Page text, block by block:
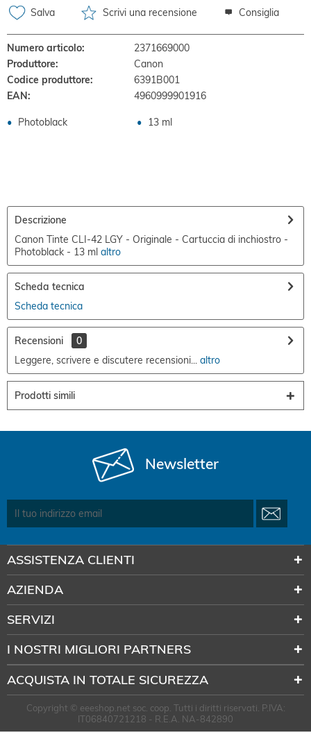
Salva Scrivi una recensione Consiglia
Numero articolo:
2371669000
Produttore:
Canon
Codice produttore:
6391B001
EAN:
4960999901916
Photoblack 13 ml
Descrizione
Canon Tinte CLI-42 LGY - Originale - Cartuccia di inchiostro -
Photoblack - 13 ml altro
Scheda tecnica
Scheda tecnica
Recensioni
0
Leggere, scrivere e discutere recensioni... altro
Prodotti simili
Newsletter
ASSISTENZA CLIENTI
AZIENDA
SERVIZI
I NOSTRI MIGLIORI PARTNERS
ACQUISTA IN TOTALE SICUREZZA
Copyright © eeeshop.net soc. coop. Tutti i diritti riservati. P.IVA:
IT06840721218 - R.E.A. NA-842890